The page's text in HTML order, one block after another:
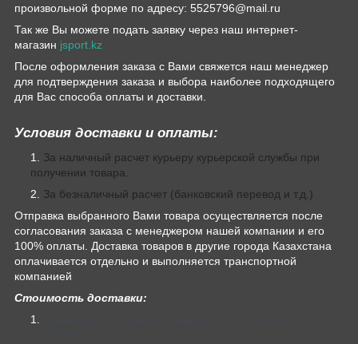
произвольной форме по адресу: 5525796@mail.ru
Так же Вы можете подать заявку через наш интернет-
магазин jsport.kz
После оформления заказа с Вами свяжется наш менеджер
для подтверждения заказа и выбора наиболее подходящего
для Вас способа оплаты и доставки.
Условия доставки и оплаты:
За наличный расчет курьеру курьерской службы при
получении товара.
За безналичный расчет (банковский перевод и т.д.)
Отправка выбранного Вами товара осуществляется после
согласования заказа с менеджером нашей компании и его
100% оплаты. Доставка товаров в другие города Казахстана
оплачивается отдельно и выполняется транспортной
компанией
Стоимость доставки: